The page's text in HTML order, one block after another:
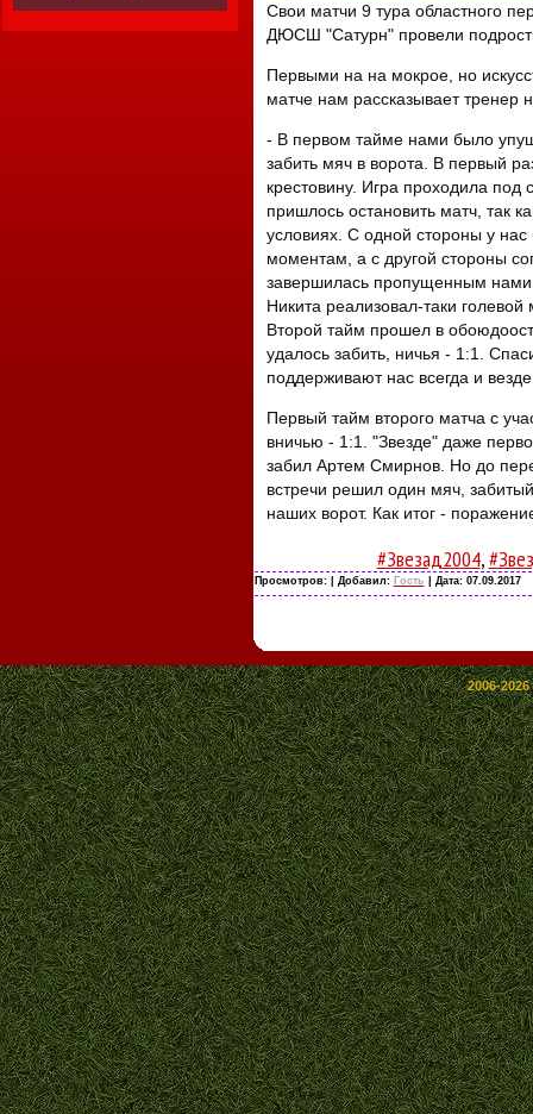
Свои матчи 9 тура областного
ДЮСШ "Сатурн" провели
Первыми на на мокрое, но
матче нам рассказывает тренер
- В первом тайме нами было
забить мяч в ворота. В первый
крестовину. Игра проходила
пришлось остановить матч, так
условиях. С одной стороны у
моментам, а с другой стороны
завершилась пропущенным
Никита реализовал-таки
Второй тайм прошел в
удалось забить, ничья - 1:1.
поддерживают нас всегда и
Первый тайм второго матча с
вничью - 1:1. "Звезде" даже
забил Артем Смирнов. Но до
встречи решил один мяч,
наших ворот. Как итог -
#Звезад2004,
Просмотров: | Добавил: Гость | Дата: 07.09.2017
2006-